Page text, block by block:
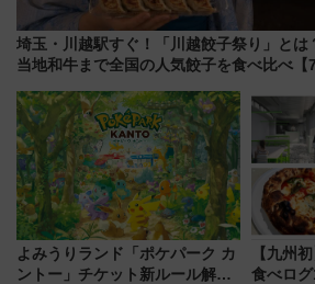
埼玉・川越駅すぐ！「川越餃子祭り」とは
当地和牛まで全国の人気餃子を食べ比べ【
よみうりランド「ポケパーク カ
ントー」チケット新ルール解
【九州
食べロ